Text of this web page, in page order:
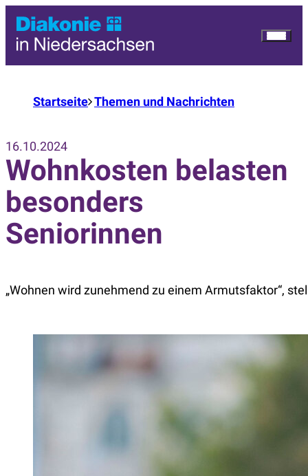
Startseite Themen und Nachrichten
16.10.2024
Wohnkosten belasten
besonders
Seniorinnen
„Wohnen wird zunehmend zu einem Armutsfaktor“,